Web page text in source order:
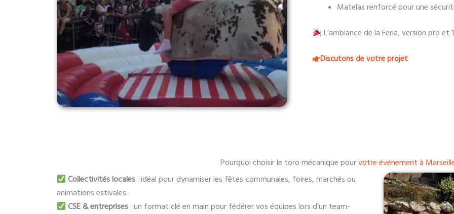
Matelas renforcé pour une
L’ambiance de la Feria, version pro et
Discutons de votre projet
Pourquoi choisir le toro mécanique pourvotre événement à
Collectivités locales : idéal pour dynamiser les fêtes communales, foires, marchés ou
animations estivales.
CSE & entreprises : un format clé en main pour fédérer vos équipes lors d’un team-